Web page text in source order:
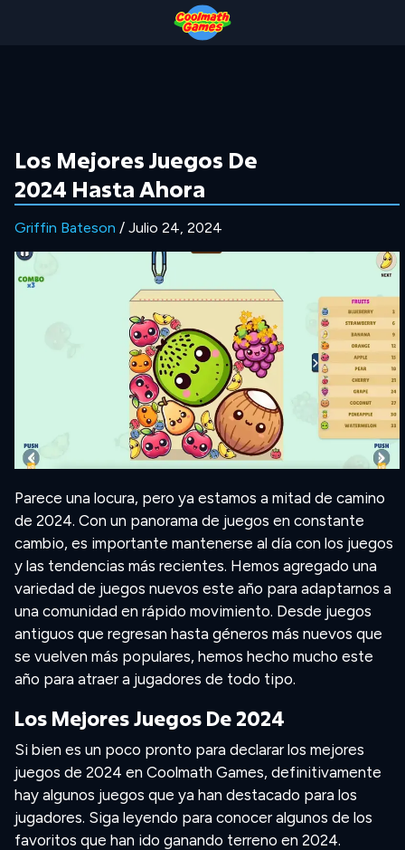
Los Mejores Juegos De
2024 Hasta Ahora
Griffin Bateson / Julio 24, 2024
Parece una locura, pero ya estamos a mitad de camino
de 2024. Con un panorama de juegos en constante
cambio, es importante mantenerse al día con los juegos
y las tendencias más recientes. Hemos agregado una
variedad de juegos nuevos este año para adaptarnos a
una comunidad en rápido movimiento. Desde juegos
antiguos que regresan hasta géneros más nuevos que
se vuelven más populares, hemos hecho mucho este
año para atraer a jugadores de todo tipo.
Los Mejores Juegos De 2024
Si bien es un poco pronto para declarar los mejores
juegos de 2024 en Coolmath Games, definitivamente
hay algunos juegos que ya han destacado para los
jugadores. Siga leyendo para conocer algunos de los
favoritos que han ido ganando terreno en 2024.